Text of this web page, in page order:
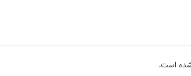
است.